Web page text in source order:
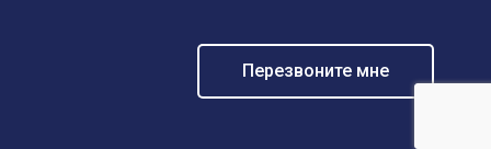
Перезвоните мне